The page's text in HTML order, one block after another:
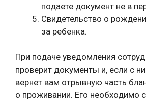
подаете документ не в
Свидетельство о
за ребенка.
При подаче уведомления
проверит документы и, если с
вернет вам отрывную часть
о проживании. Его необходимо